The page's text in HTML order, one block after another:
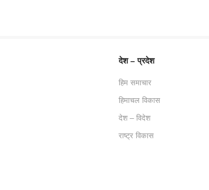
देश – प्रदेश
हिम समाचार
हिमाचल विकास
देश – विदेश
राष्ट्र विकास